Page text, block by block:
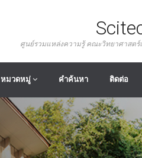
ศูนย์รวมแหล่งความรู้ คณะวิทยาศาสตร์
หมวดหมู่ คำค้นหา ติดต่อ